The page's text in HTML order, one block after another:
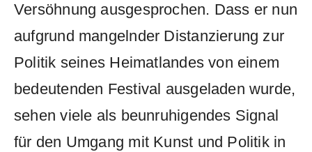
Versöhnung ausgesprochen. Dass er nun
aufgrund mangelnder Distanzierung zur
Politik seines Heimatlandes von einem
bedeutenden Festival ausgeladen wurde,
sehen viele als beunruhigendes Signal
für den Umgang mit Kunst und Politik in